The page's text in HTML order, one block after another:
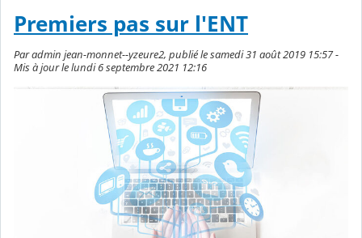
Premiers pas sur l'ENT
Par admin jean-monnet--yzeure2, publié le samedi 31 août 2019 15:57 -
Mis à jour le lundi 6 septembre 2021 12:16